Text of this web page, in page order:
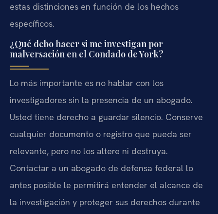
estas distinciones en función de los hechos
específicos.
¿Qué debo hacer si me investigan por
malversación en el Condado de York?
Lo más importante es no hablar con los
investigadores sin la presencia de un abogado.
Usted tiene derecho a guardar silencio. Conserve
cualquier documento o registro que pueda ser
relevante, pero no los altere ni destruya.
Contactar a un abogado de defensa federal lo
antes posible le permitirá entender el alcance de
la investigación y proteger sus derechos durante